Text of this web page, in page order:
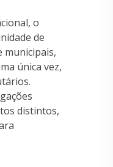
o
de
única vez,
distintos,